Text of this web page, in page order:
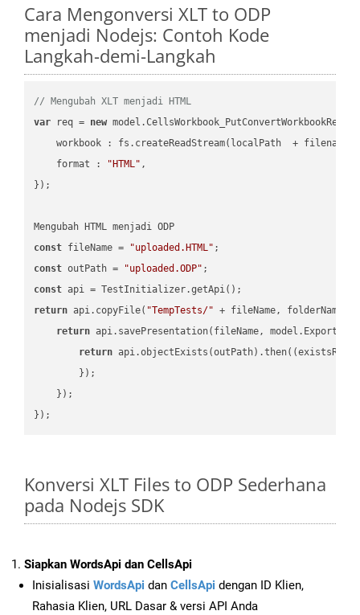
Cara Mengonversi XLT to ODP
menjadi Nodejs: Contoh Kode
Langkah-demi-Langkah
// Mengubah XLT menjadi HTML
var req = new
workbook : fs.createReadStream(localPath  + filename
format : "HTML" ,
});
const fileName = "uploaded.HTML"
const outPath = "uploaded.ODP"
const
return api.copyFile( "TempTests/" + fileName, folderName +
return api.savePresentation(fileName,
return api.objectExists(outPath).then( (
        });
    });
Konversi XLT Files to ODP Sederhana
pada Nodejs SDK
Siapkan WordsApi dan CellsApi
Inisialisasi WordsApi dan CellsApi dengan ID Klien,
Rahasia Klien, URL Dasar & versi API Anda